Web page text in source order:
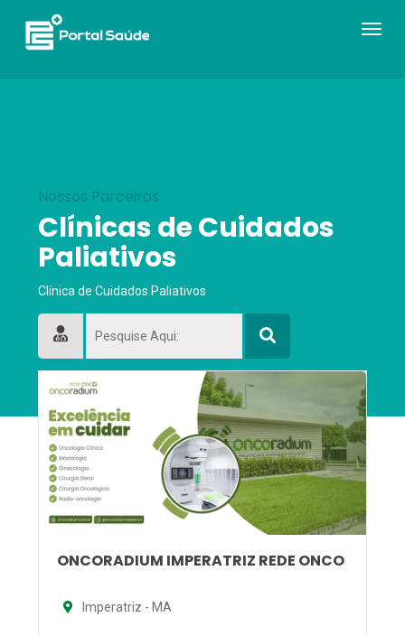
Nossos Parceiros
Clínicas de Cuidados
Paliativos
Clínica de Cuidados Paliativos
ONCORADIUM IMPERATRIZ REDE ONCO
Imperatriz - MA